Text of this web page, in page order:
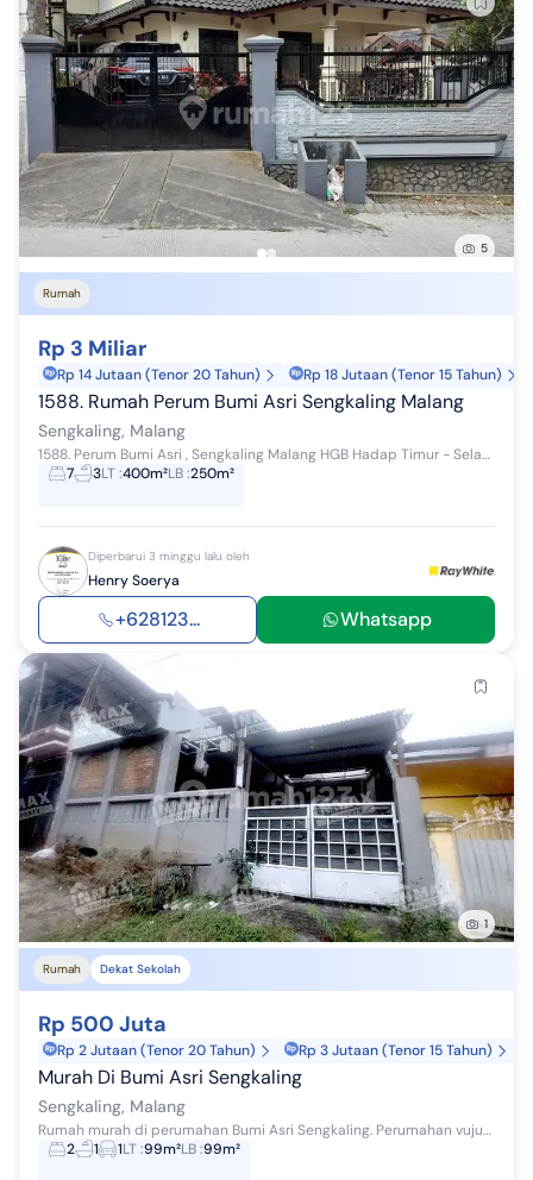
5
Rumah
Rp 3 Miliar
Rp 14 Jutaan (Tenor 20 Tahun) Rp 18 Jutaan (Tenor 15 Tahun)
1588. Rumah Perum Bumi Asri Sengkaling Malang
Sengkaling, Malang
1588. Perum Bumi Asri , Sengkaling Malang HGB Hadap Timur - Selatan Luas tanah 400 Luas bangunan ± 250 KT 7 KM 3 Full Furnish Halaman luas Hany...
7
3LT:400m²LB:250m²
Diperbarui 3 minggu lalu oleh
Henry Soerya
+628123... Whatsapp
1
Rumah Dekat Sekolah
Rp 500 Juta
Rp 2 Jutaan (Tenor 20 Tahun) Rp 3 Jutaan (Tenor 15 Tahun)
Murah Di Bumi Asri Sengkaling
Sengkaling, Malang
Rumah murah di perumahan Bumi Asri Sengkaling. Perumahan vujup dekat dengan Universitas Muhamadyah Malang dan Unisma. Harga nego sampai deal.
2
1 1LT:99m²LB:99m²